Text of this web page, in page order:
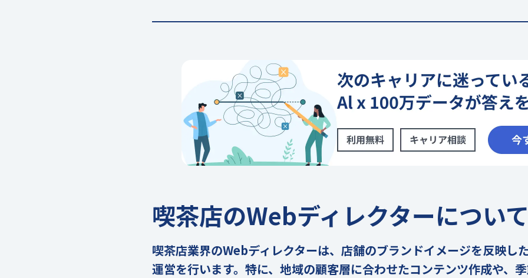
喫茶店のWebディレクターについ
喫茶店業界のWebディレクターは、店舗のブランドイメージを反映し
運営を行います。特に、地域の顧客層に合わせたコンテンツ作成や、